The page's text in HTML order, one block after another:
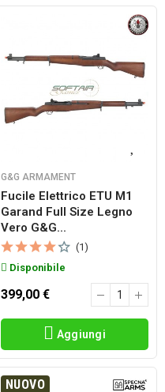
G&G ARMAMENT
Fucile Elettrico ETU M1
Garand Full Size Legno
Vero G&g...
(1)
Disponibile
399,00 €
Aggiungi
NUOVO